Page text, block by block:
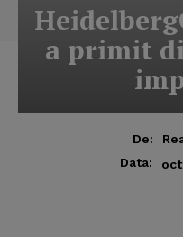
a primit
De:
Data: